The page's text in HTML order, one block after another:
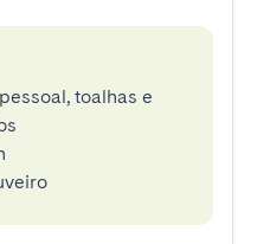
toalhas e